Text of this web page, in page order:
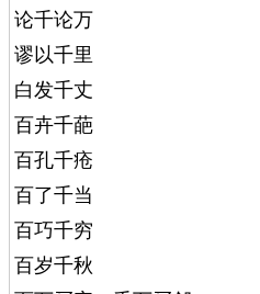
论千论万
谬以千里
白发千丈
百卉千葩
百孔千疮
百了千当
百巧千穷
百岁千秋